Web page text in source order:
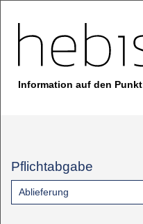
Information auf den Punkt
Pflichtabgabe
Ablieferung